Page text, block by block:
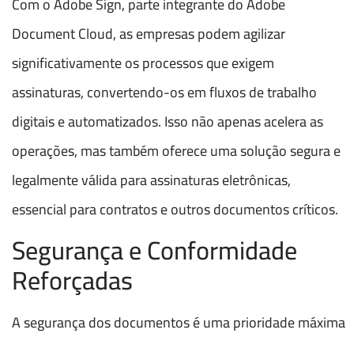
Document Cloud, as empresas podem agilizar
significativamente os processos que exigem
assinaturas, convertendo-os em fluxos de trabalho
digitais e automatizados. Isso não apenas acelera as
operações, mas também oferece uma solução segura e
legalmente válida para assinaturas eletrônicas,
essencial para contratos e outros documentos críticos.
Segurança e Conformidade
Reforçadas
A segurança dos documentos é uma prioridade máxima